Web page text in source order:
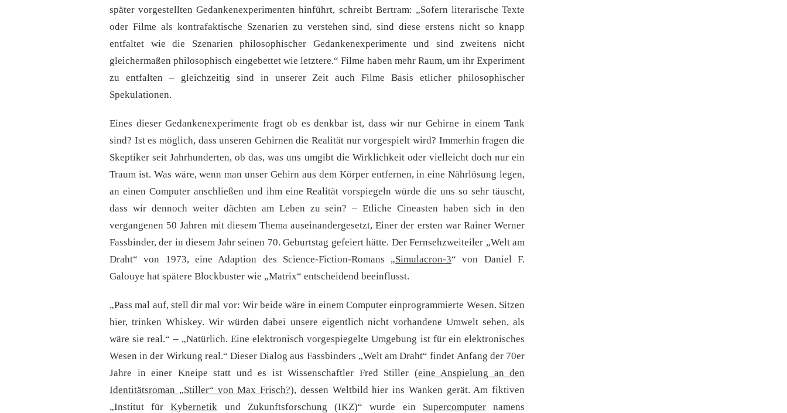
später vorgestellten Gedankenexperimenten hinführt, schreibt Bertram: „Sofern literarische Texte
oder Filme als kontrafaktische Szenarien zu verstehen sind, sind diese erstens nicht so knapp
entfaltet wie die Szenarien philosophischer Gedankenexperimente und sind zweitens nicht
gleichermaßen philosophisch eingebettet wie letztere.“ Filme haben mehr Raum, um ihr Experiment
zu entfalten – gleichzeitig sind in unserer Zeit auch Filme Basis etlicher philosophischer
Spekulationen.
Eines dieser Gedankenexperimente fragt ob es denkbar ist, dass wir nur Gehirne in einem Tank
sind? Ist es möglich, dass unseren Gehirnen die Realität nur vorgespielt wird? Immerhin fragen die
Skeptiker seit Jahrhunderten, ob das, was uns umgibt die Wirklichkeit oder vielleicht doch nur ein
Traum ist. Was wäre, wenn man unser Gehirn aus dem Körper entfernen, in eine Nährlösung legen,
an einen Computer anschließen und ihm eine Realität vorspiegeln würde die uns so sehr täuscht,
dass wir dennoch weiter dächten am Leben zu sein? – Etliche Cineasten haben sich in den
vergangenen 50 Jahren mit diesem Thema auseinandergesetzt, Einer der ersten war Rainer Werner
Fassbinder, der in diesem Jahr seinen 70. Geburtstag gefeiert hätte. Der Fernsehzweiteiler „Welt am
Draht“ von 1973, eine Adaption des Science-Fiction-Romans „Simulacron-3“ von Daniel F.
Galouye hat spätere Blockbuster wie „Matrix“ entscheidend beeinflusst.
„Pass mal auf, stell dir mal vor: Wir beide wäre in einem Computer einprogrammierte Wesen. Sitzen
hier, trinken Whiskey. Wir würden dabei unsere eigentlich nicht vorhandene Umwelt sehen, als
wäre sie real.“ – „Natürlich. Eine elektronisch vorgespiegelte Umgebung ist für ein elektronisches
Wesen in der Wirkung real.“ Dieser Dialog aus Fassbinders „Welt am Draht“ findet Anfang der 70er
Jahre in einer Kneipe statt und es ist Wissenschaftler Fred Stiller (eine Anspielung an den
Identitätsroman „Stiller“ von Max Frisch?), dessen Weltbild hier ins Wanken gerät. Am fiktiven
„Institut fürKybernetik und Zukunftsforschung (IKZ)“ wurde ein Supercomputernamens